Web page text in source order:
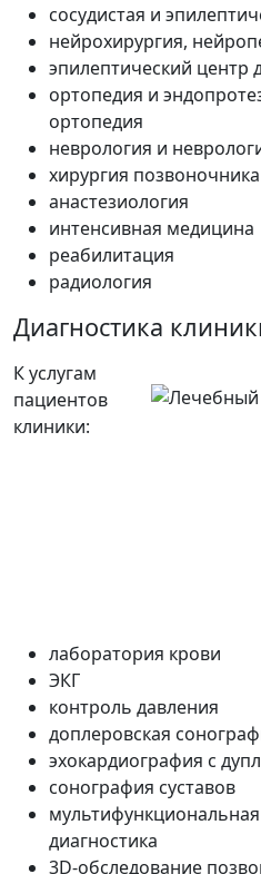
сосудистая и
нейрохирургия,
эпилептический центр
ортопедия и
ортопедия
неврология и
хирургия
анастезиология
интенсивная медицина
реабилитация
радиология
Диагностика
К услугам
пациентов
клиники:
лаборатория крови
ЭКГ
контроль давления
доплеровская
эхокардиография с
сонография суставов
диагностика
3D-обследование